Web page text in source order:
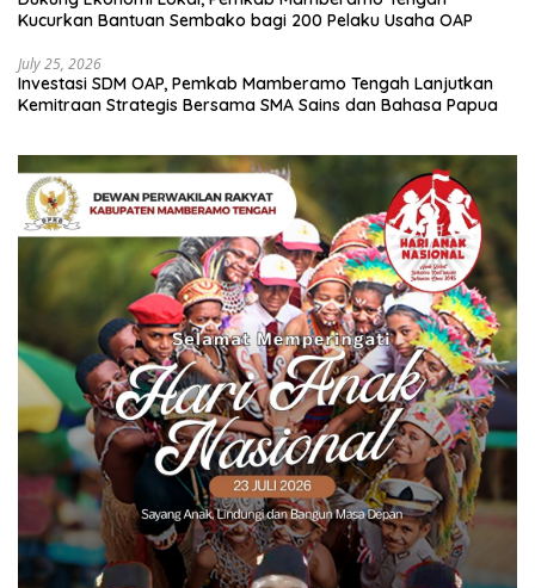
Kucurkan Bantuan Sembako bagi 200 Pelaku Usaha OAP
July 25, 2026
Investasi SDM OAP, Pemkab Mamberamo Tengah Lanjutkan
Kemitraan Strategis Bersama SMA Sains dan Bahasa Papua